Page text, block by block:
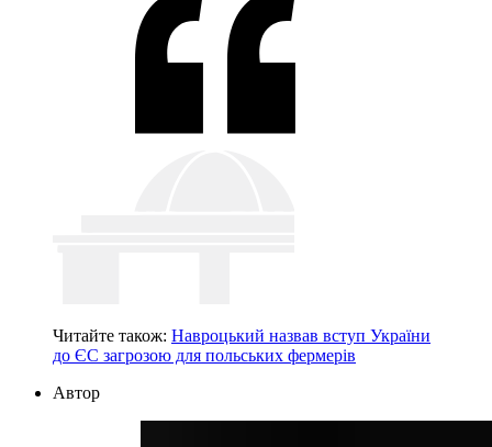
Читайте також: Навроцький назвав вступ України
до ЄС загрозою для польських фермерів
Автор